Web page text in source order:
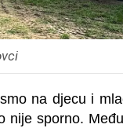
na djecu i
nije sporno.